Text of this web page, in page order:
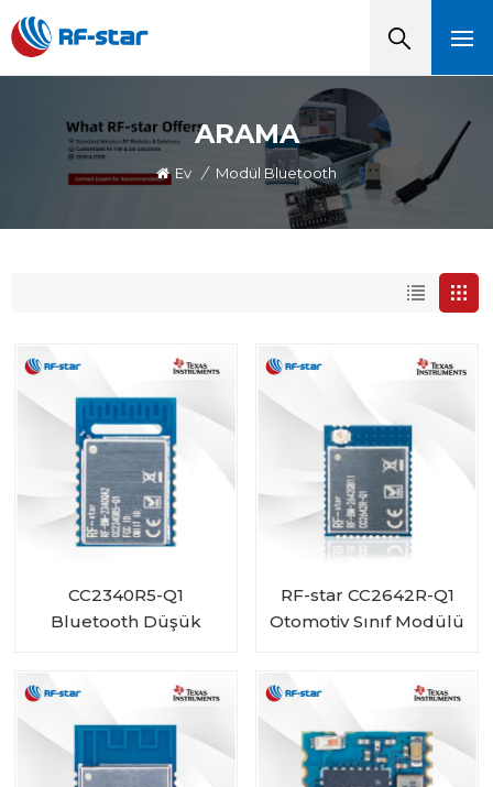
ARAMA
Ev / Modül Bluetooth
CC2340R5-Q1
Bluetooth Düşük
BM-2340QB1
RF-star CC2642R-Q1
Otomotiv Sınıf Modülü